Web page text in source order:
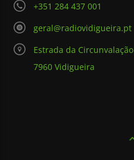
+351 284 437 001
geral@radiovidigueira.pt
Estrada da Circunvalação
7960 Vidigueira